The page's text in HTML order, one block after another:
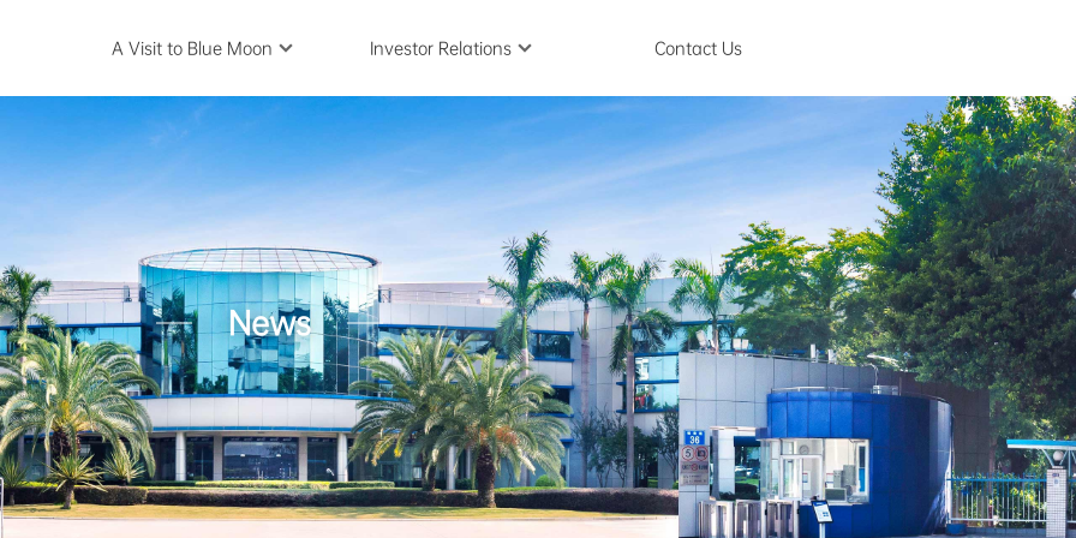
A Visit to Blue Moon Investor Relations Contact Us
News